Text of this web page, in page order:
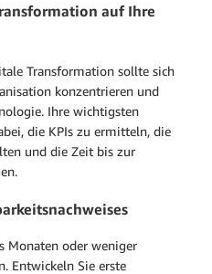
auf Ihre
Transformation sollte sich
konzentrieren und
Ihre wichtigsten
die KPIs zu ermitteln, die
und die Zeit bis zur
Monaten oder weniger
Entwickeln Sie erste